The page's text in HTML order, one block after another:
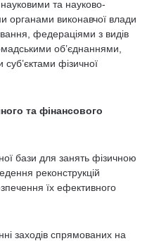
та науково-
органами виконавчої влади
федераціями з видів
об’єднаннями,
фізичної
та фінансового
бази для занять фізичною
реконструкцій
їх ефективного
заходів спрямованих на